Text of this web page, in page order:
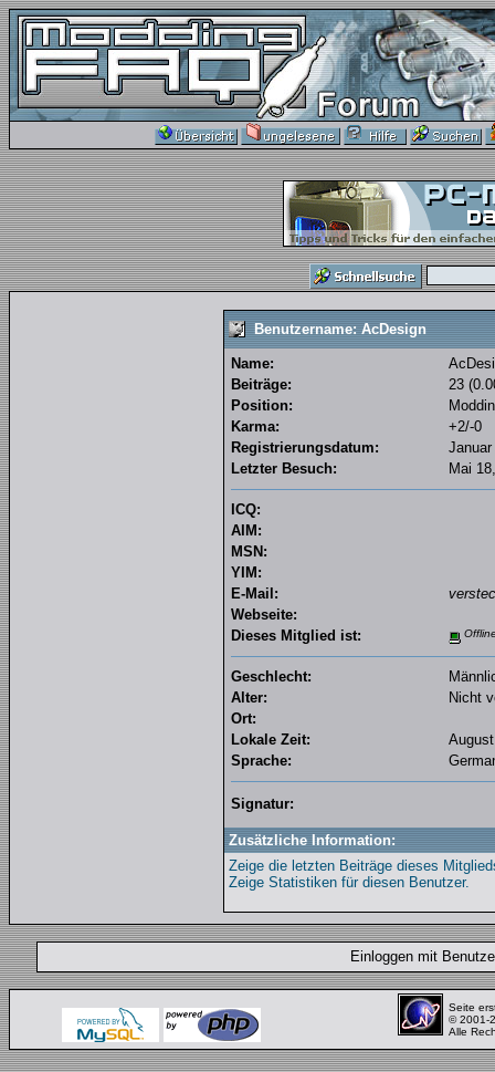
Benutzername: AcDesign
Name:
Beiträge:
23
Position:
Karma:
+2/-0
Registrierungsdatum:
Letzter Besuch:
Mai
ICQ:
AIM:
MSN:
YIM:
E-Mail:
Webseite:
Dieses Mitglied ist:
Geschlecht:
Alter:
Nicht
Ort:
Lokale Zeit:
Sprache:
Signatur:
Zusätzliche Information:
Zeige die letzten Beiträge dieses
Zeige Statistiken für diesen Benutzer.
Einloggen mit
Seite
© 2001-
Alle